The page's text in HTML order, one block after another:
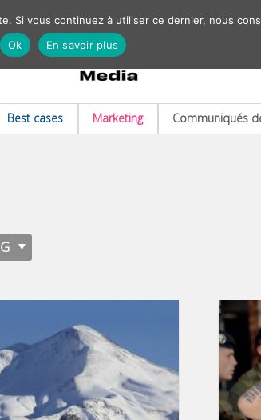
Best cases Marketing Communiqués
Si vous continuez à utiliser ce dernier, nous
Ok
En savoir plus